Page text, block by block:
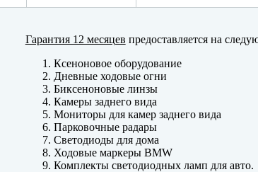
Гарантия 12 месяцев предоставляется на
Ксеноновое оборудование
Дневные ходовые огни
Биксеноновые линзы
Камеры заднего вида
Мониторы для камер заднего вида
Парковочные радары
Светодиоды для дома
Ходовые маркеры BMW
Комплекты светодиодных ламп для авто.